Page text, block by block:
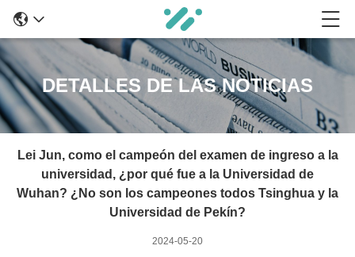
DETALLES DE LAS NOTICIAS
Lei Jun, como el campeón del examen de ingreso a la
universidad, ¿por qué fue a la Universidad de
Wuhan? ¿No son los campeones todos Tsinghua y la
Universidad de Pekín?
2024-05-20